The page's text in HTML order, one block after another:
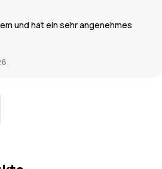
und hat ein sehr angenehmes